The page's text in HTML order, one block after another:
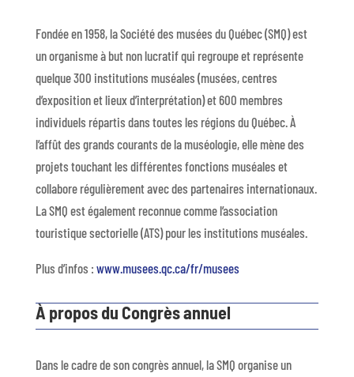
Fondée en 1958, la Société des musées du Québec (SMQ) est
un organisme à but non lucratif qui regroupe et représente
quelque 300 institutions muséales (musées, centres
d’exposition et lieux d’interprétation) et 600 membres
individuels répartis dans toutes les régions du Québec. À
l’affût des grands courants de la muséologie, elle mène des
projets touchant les différentes fonctions muséales et
collabore régulièrement avec des partenaires internationaux.
La SMQ est également reconnue comme l’association
touristique sectorielle (ATS) pour les institutions muséales.
Plus d’infos : www.musees.qc.ca/fr/musees
À propos du Congrès annuel
Dans le cadre de son congrès annuel, la SMQ organise un